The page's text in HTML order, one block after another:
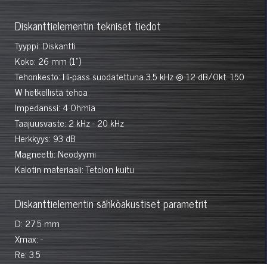
Diskanttielementin tekniset tiedot
Tyyppi: Diskantti
Koko: 26 mm (1")
Tehonkesto: Hi-pass suodatettuna 3.5 kHz @ 12 dB/Okt. 150
W hetkellistä tehoa
Impedanssi: 4 Ohmia
Taajuusvaste: 2 kHz - 20 kHz
Herkkyys: 93 dB
Magneetti: Neodyymi
Kalotin materiaali: Tetolon kuitu
Diskanttielementin sähköakustiset parametrit
D: 27.5 mm
Xmax: -
Re: 3.5